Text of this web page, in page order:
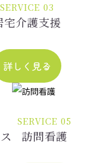
SERVICE 03
宅介護支援
詳しく見る
SERVICE 05
訪問看護